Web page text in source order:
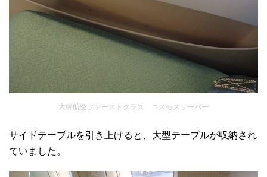
大韓航空ファーストクラス コスモスリーパー
サイドテーブルを引き上げると、大型テーブルが収納され
ていました。